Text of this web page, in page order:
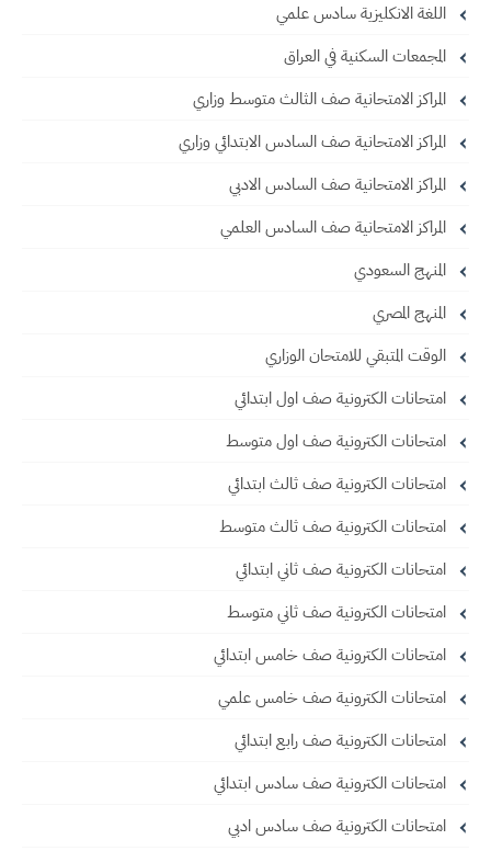
اللغة الانكليزية سادس علمي
المجمعات السكنية في العراق
المراكز الامتحانية صف الثالث متوسط وزاري
المراكز الامتحانية صف السادس الابتدائي وزاري
المراكز الامتحانية صف السادس الادبي
المراكز الامتحانية صف السادس العلمي
المنهج السعودي
المنهج المصري
الوقت المتبقي للامتحان الوزاري
امتحانات الكترونية صف اول ابتدائي
امتحانات الكترونية صف اول متوسط
امتحانات الكترونية صف ثالث ابتدائي
امتحانات الكترونية صف ثالث متوسط
امتحانات الكترونية صف ثاني ابتدائي
امتحانات الكترونية صف ثاني متوسط
امتحانات الكترونية صف خامس ابتدائي
امتحانات الكترونية صف خامس علمي
امتحانات الكترونية صف رابع ابتدائي
امتحانات الكترونية صف سادس ابتدائي
امتحانات الكترونية صف سادس ادبي